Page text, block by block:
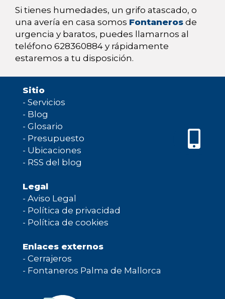
Si tienes humedades, un grifo atascado, o
una avería en casa somos Fontaneros de
urgencia y baratos, puedes llamarnos al
teléfono 628360884 y rápidamente
estaremos a tu disposición.
Sitio
- Servicios
- Blog
- Glosario
- Presupuesto
- Ubicaciones
- RSS del blog
Legal
- Aviso Legal
- Política de privacidad
- Política de cookies
Enlaces externos
- Cerrajeros
- Fontaneros Palma de Mallorca